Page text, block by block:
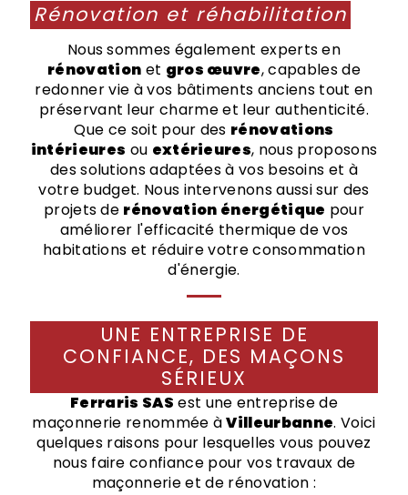
Rénovation et réhabilitation
Nous sommes également experts en
rénovation et gros œuvre, capables de
redonner vie à vos bâtiments anciens tout en
préservant leur charme et leur authenticité.
Que ce soit pour des rénovations
intérieures ou extérieures, nous proposons
des solutions adaptées à vos besoins et à
votre budget. Nous intervenons aussi sur des
projets de rénovation énergétique pour
améliorer l'efficacité thermique de vos
habitations et réduire votre consommation
d'énergie.
UNE ENTREPRISE DE
CONFIANCE, DES MAÇONS
SÉRIEUX
Ferraris SAS est une entreprise de
maçonnerie renommée àVilleurbanne. Voici
quelques raisons pour lesquelles vous pouvez
nous faire confiance pour vos travaux de
maçonnerie et de rénovation :